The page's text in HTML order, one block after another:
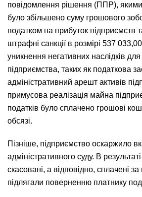
повідомлення рішення (ППР), якими
було збільшено суму грошового
податком на прибуток підприємств
штрафні санкції в розмірі 537
уникнення негативних наслідків для
підприємства, таких як податкова
адміністративний арешт активів
примусова реалізація майна
податків було сплачено грошові
обсязі.
Пізніше, підприємство оскаржило
адміністративного суду. В
скасовані, а відповідно, сплачені
підлягали поверненню платнику